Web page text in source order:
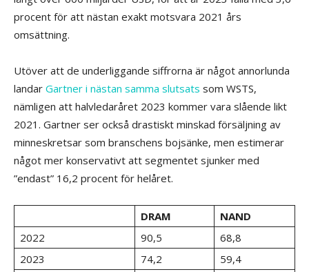
procent för att nästan exakt motsvara 2021 års
omsättning.
Utöver att de underliggande siffrorna är något annorlunda
landar Gartner i nästan samma slutsats som WSTS,
nämligen att halvledaråret 2023 kommer vara slående likt
2021. Gartner ser också drastiskt minskad försäljning av
minneskretsar som branschens bojsänke, men estimerar
något mer konservativt att segmentet sjunker med
”endast” 16,2 procent för helåret.
DRAM
NAND
2022
90,5
68,8
2023
74,2 59,4